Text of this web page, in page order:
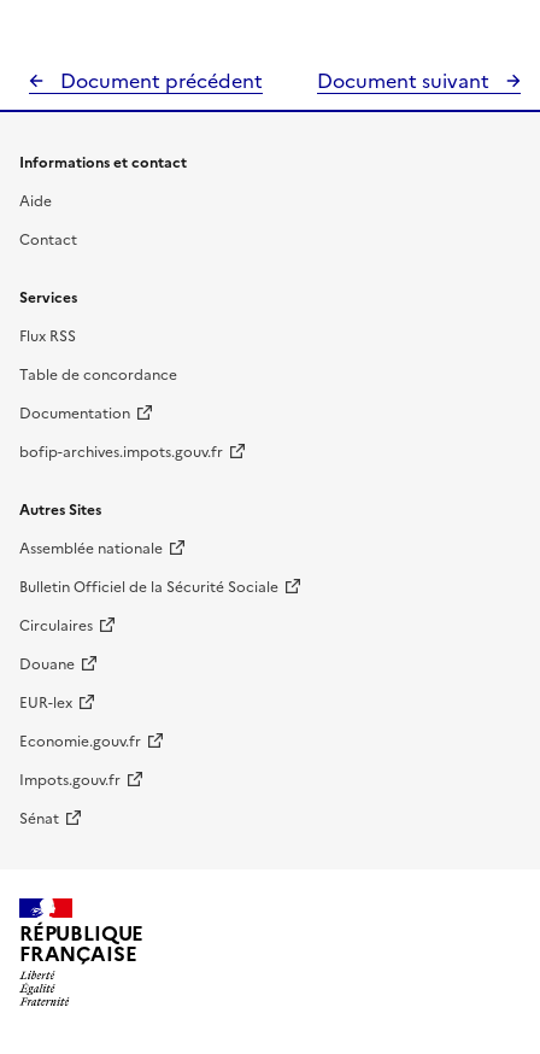
Document précédent Document suivant
Informations et contact
Aide
Contact
Services
Flux RSS
Table de concordance
Documentation
bofip-archives.impots.gouv.fr
Autres Sites
Assemblée nationale
Bulletin Officiel de la Sécurité Sociale
Circulaires
Douane
EUR-lex
Economie.gouv.fr
Impots.gouv.fr
Sénat
RÉPUBLIQUE
FRANÇAISE